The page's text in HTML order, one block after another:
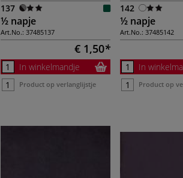
137
½ napje
Art.No.: 37485137
€ 1,50
In winkelmandje
Product op verlanglijstje
142
½ napje
Art.No.: 37485142
In
Product op